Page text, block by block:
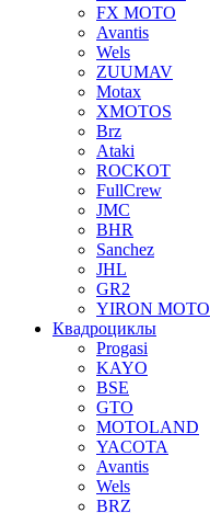
FX MOTO
Avantis
Wels
ZUUMAV
Motax
XMOTOS
Brz
Ataki
ROCKOT
FullCrew
JMC
BHR
Sanchez
JHL
GR2
YIRON MOTO
Квадроциклы
Progasi
KAYO
BSE
GTO
MOTOLAND
YACOTA
Avantis
Wels
BRZ